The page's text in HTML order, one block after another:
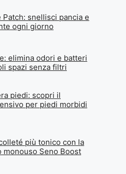
Patch: snellisci pancia e
ogni giorno
elimina odori e batteri
spazi senza filtri
piedi: scopri il
per piedi morbidi
più tonico con la
monouso Seno Boost